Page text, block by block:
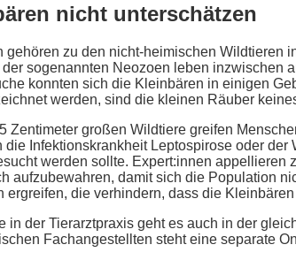
nicht unterschätzen
gehören zu den nicht-heimischen Wildtieren
der sogenannten Neozoen leben
konnten sich die Kleinbären in einigen
werden, sind die kleinen Räuber
Zentimeter großen Wildtiere greifen
die Infektionskrankheit Leptospirose oder
werden sollte. Expert:innen appellieren
aufzubewahren, damit sich die Population
ergreifen, die verhindern, dass die
in der Tierarztpraxis geht es auch in der
Fachangestellten steht eine separate